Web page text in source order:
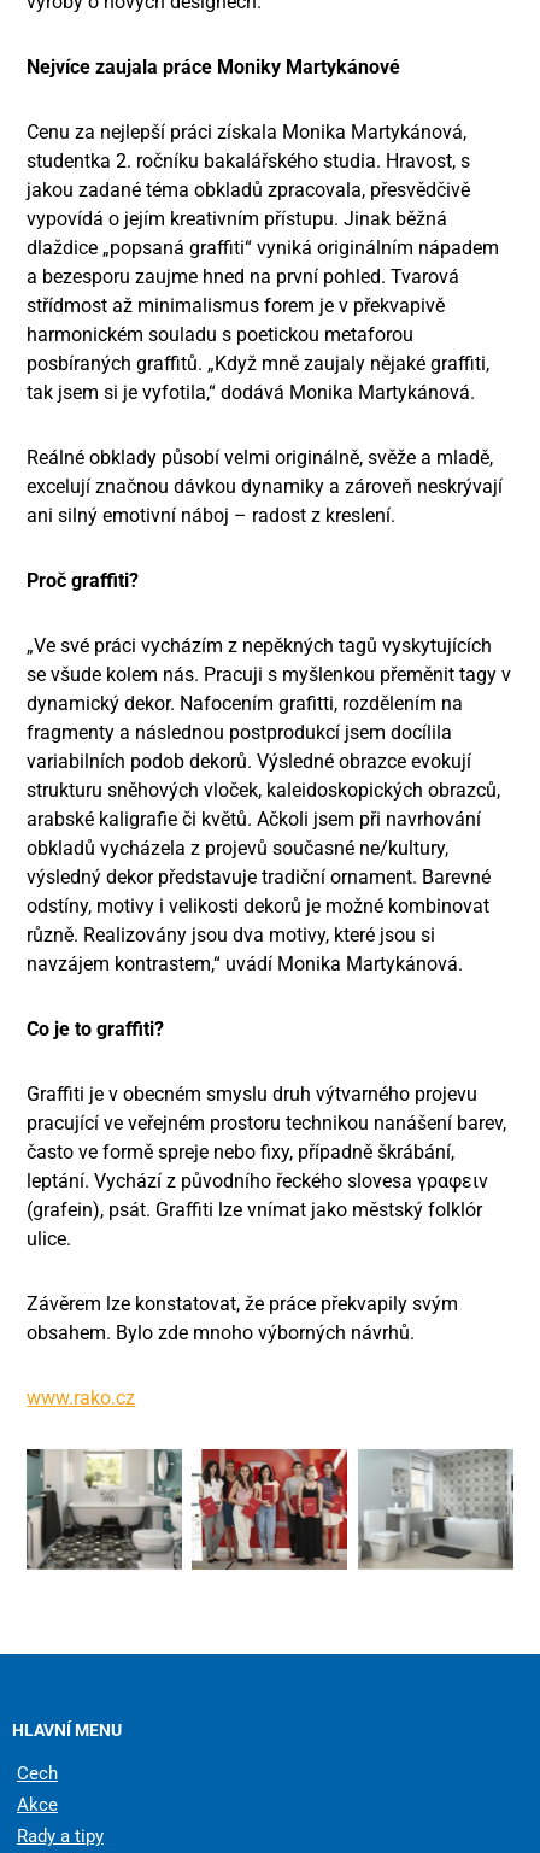
Nejvíce zaujala práce Moniky Martykánové
Cenu za nejlepší práci získala Monika Martykánová,
studentka 2. ročníku bakalářského studia. Hravost, s
jakou zadané téma obkladů zpracovala, přesvědčivě
vypovídá o jejím kreativním přístupu. Jinak běžná
dlaždice „popsaná graffiti“ vyniká originálním nápadem
a bezesporu zaujme hned na první pohled. Tvarová
střídmost až minimalismus forem je v překvapivě
harmonickém souladu s poetickou metaforou
posbíraných graffitů. „Když mně zaujaly nějaké graffiti,
tak jsem si je vyfotila,“ dodává Monika Martykánová.
Reálné obklady působí velmi originálně, svěže a mladě,
excelují značnou dávkou dynamiky a zároveň neskrývají
ani silný emotivní náboj – radost z kreslení.
Proč graffiti?
„Ve své práci vycházím z nepěkných tagů vyskytujících
se všude kolem nás. Pracuji s myšlenkou přeměnit tagy v
dynamický dekor. Nafocením grafitti, rozdělením na
fragmenty a následnou postprodukcí jsem docílila
variabilních podob dekorů. Výsledné obrazce evokují
strukturu sněhových vloček, kaleidoskopických obrazců,
arabské kaligrafie či květů. Ačkoli jsem při navrhování
obkladů vycházela z projevů současné ne/kultury,
výsledný dekor představuje tradiční ornament. Barevné
odstíny, motivy i velikosti dekorů je možné kombinovat
různě. Realizovány jsou dva motivy, které jsou si
navzájem kontrastem,“ uvádí Monika Martykánová.
Co je to graffiti?
Graffiti je v obecném smyslu druh výtvarného projevu
pracující ve veřejném prostoru technikou nanášení barev,
často ve formě spreje nebo fixy, případně škrábání,
leptání. Vychází z původního řeckého slovesa γραφειν
(grafein), psát. Graffiti lze vnímat jako městský folklór
ulice.
Závěrem lze konstatovat, že práce překvapily svým
obsahem. Bylo zde mnoho výborných návrhů.
www.rako.cz
HLAVNÍ MENU
Cech
Akce
Rady a tipy